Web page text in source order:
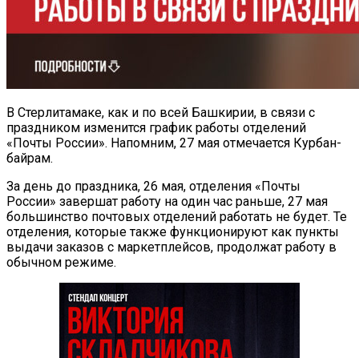
В Стерлитамаке, как и по всей Башкирии, в связи с
праздником изменится график работы отделений
«Почты России». Напомним, 27 мая отмечается Курбан-
байрам.
За день до праздника, 26 мая, отделения «Почты
России» завершат работу на один час раньше, 27 мая
большинство почтовых отделений работать не будет. Те
отделения, которые также функционируют как пункты
выдачи заказов с маркетплейсов, продолжат работу в
обычном режиме.